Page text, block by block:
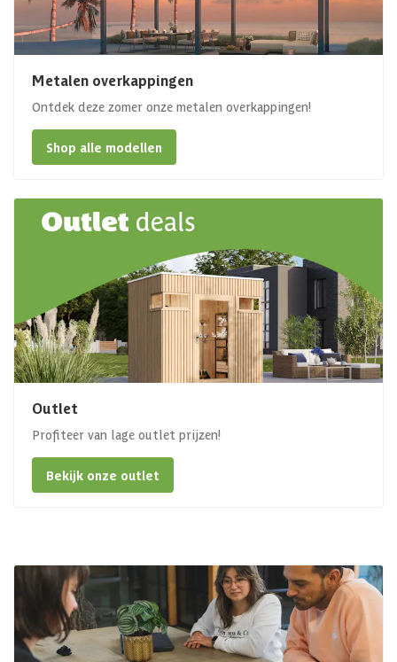
Metalen overkappingen
Ontdek deze zomer onze metalen overkappingen!
Shop alle modellen
Outlet
Profiteer van lage outlet prijzen!
Bekijk onze outlet